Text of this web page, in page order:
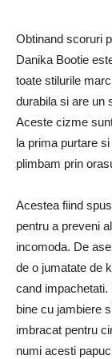
Obtinand scoruri
Danika Bootie
toate stilurile
durabila si are un
Aceste cizme
la prima purtare
plimbam prin
Acestea fiind
pentru a preveni
incomoda. De
de o jumatate de
cand
bine cu jambiere
imbracat pentru
numi acesti